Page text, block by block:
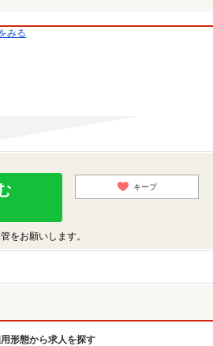
みる
キープ
をお願いします。
形態から求人を探す